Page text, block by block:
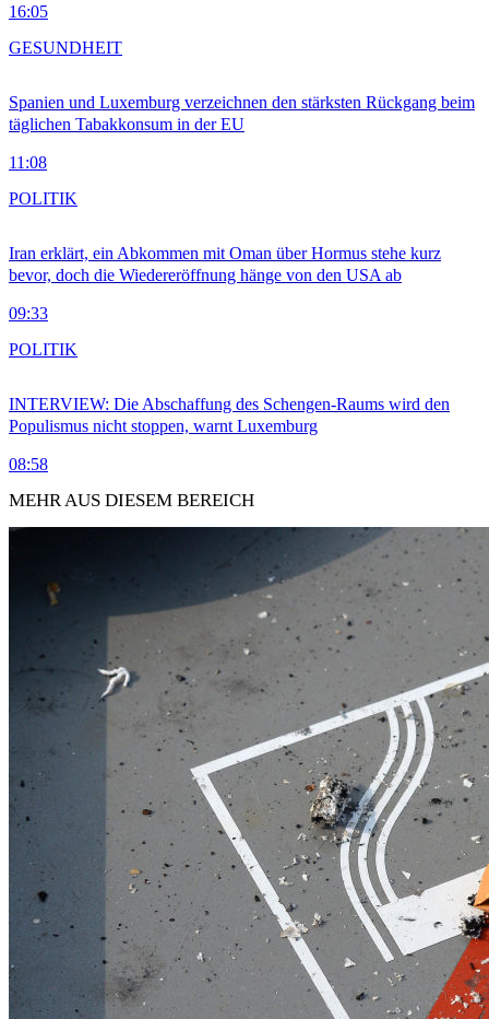
16:05
Spanien und Luxemburg verzeichnen den stärksten Rückgang beim
täglichen Tabakkonsum in der EU
11:08
GESUNDHEIT
Iran erklärt, ein Abkommen mit Oman über Hormus stehe kurz
bevor, doch die Wiedereröffnung hänge von den USA ab
09:33
POLITIK
INTERVIEW: Die Abschaffung des Schengen-Raums wird den
Populismus nicht stoppen, warnt Luxemburg
08:58
POLITIK
MEHR AUS DIESEM BEREICH